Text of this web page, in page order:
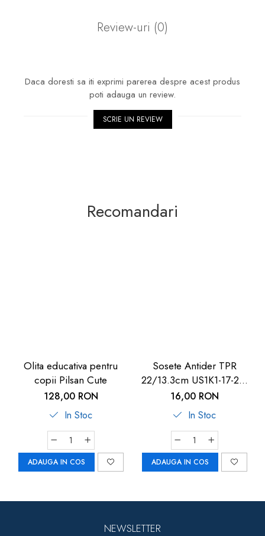
Review-uri (0)
Daca doresti sa iti exprimi parerea despre acest produs
poti adauga un review.
SCRIE UN REVIEW
Recomandari
Olita educativa pentru
copii Pilsan Cute
128,00 RON
In Stoc
ADAUGA IN COS
Sosete Antider TPR
22/13.3cm US1K1-17-22,
U-Grow
16,00 RON
In Stoc
ADAUGA IN COS
NEWSLETTER